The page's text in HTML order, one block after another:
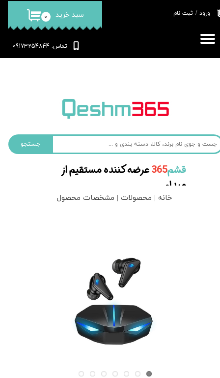
جستجو
تماس: 09173254844
۰ سبد خرید ورود / ثبت نام
حساب کاربری من
تغییر گذر واژه
قشم‌365عرضه کننده مستقیم از
مبداء
خانه | محصولات | مشخصات محصول